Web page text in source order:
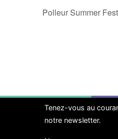
Polleur Summer
Tenez-vous au
notre newsletter.